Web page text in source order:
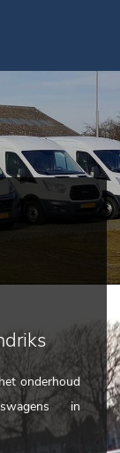
onderhoud
in